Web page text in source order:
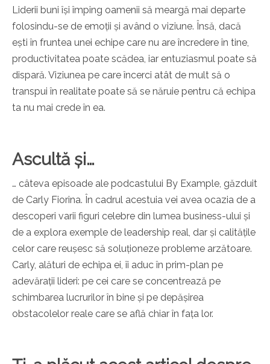
Liderii buni își împing oamenii să meargă mai departe
folosindu-se de emoții și având o viziune. Însă, dacă
ești în fruntea unei echipe care nu are încredere în tine,
productivitatea poate scădea, iar entuziasmul poate să
dispară. Viziunea pe care încerci atât de mult să o
transpui în realitate poate să se năruie pentru că echipa
ta nu mai crede în ea.
Ascultă și…
… câteva episoade ale podcastului By Example, găzduit
de Carly Fiorina. În cadrul acestuia vei avea ocazia de a
descoperi varii figuri celebre din lumea business-ului și
de a explora exemple de leadership real, dar și calitățile
celor care reușesc să soluționeze probleme arzătoare.
Carly, alături de echipa ei, îi aduc în prim-plan pe
adevărații lideri: pe cei care se concentrează pe
schimbarea lucrurilor în bine și pe depășirea
obstacolelor reale care se află chiar în fața lor.